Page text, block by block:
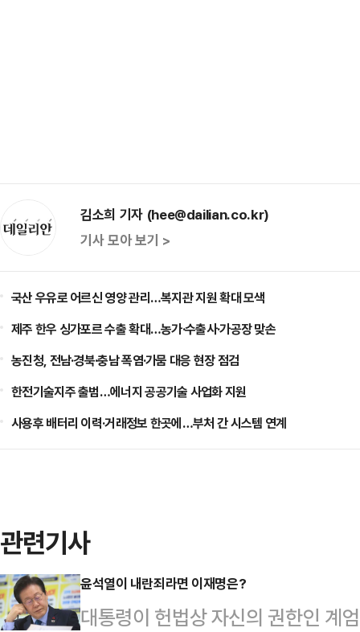
김소희 기자 (hee@dailian.co.kr)
기사 모아 보기 >
국산 우유로 어르신 영양 관리…복지관 지원 확대 모색
제주 한우 싱가포르 수출 확대…농가·수출사·가공장 맞손
농진청, 전남·경북·충남 폭염·가뭄 대응 현장 점검
한전기술지주 출범…에너지 공공기술 사업화 지원
사용후 배터리 이력·거래정보 한곳에…부처 간 시스템 연계
관련기사
윤석열이 내란죄라면 이재명은?
대통령이 헌법상 자신의 권한인 계